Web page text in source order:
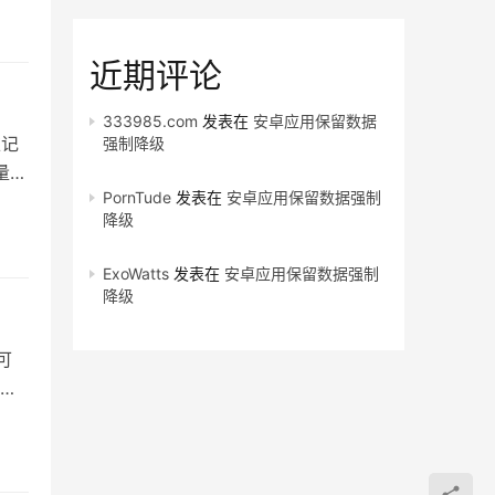
删
近期评论
333985.com 发表在 安卓应用保留数据
强制降级
PornTude 发表在 安卓应用保留数据强制
降级
ExoWatts 发表在 安卓应用保留数据强制
降级